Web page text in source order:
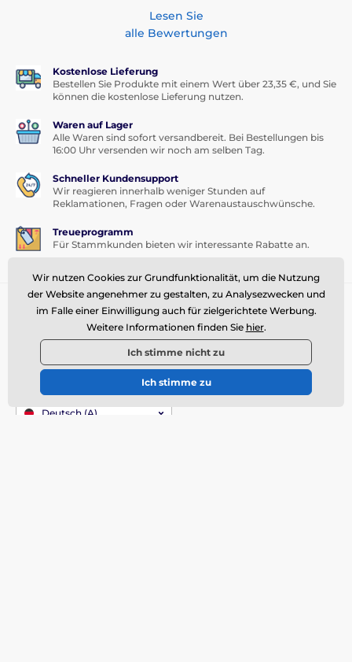
Lesen Sie
alle Bewertungen
Kostenlose Lieferung
Bestellen Sie Produkte mit einem Wert über 23,35 €, und Sie
können die kostenlose Lieferung nutzen.
Waren auf Lager
Alle Waren sind sofort versandbereit. Bei Bestellungen bis
16:00 Uhr versenden wir noch am selben Tag.
Schneller Kundensupport
Wir reagieren innerhalb weniger Stunden auf
Reklamationen, Fragen oder Warenaustauschwünsche.
Treueprogramm
Für Stammkunden bieten wir interessante Rabatte an.
Sie brauchen Rat offline
Kundendienst ist verfügbar
info@momanio.at
Deutsch (A)
Wir nutzen Cookies zur Grundfunktionalität, um die Nutzung
der Website angenehmer zu gestalten, zu Analysezwecken und
im Falle einer Einwilligung auch für zielgerichtete Werbung.
Weitere Informationen finden Sie hier.
Ich stimme nicht zu
Ich stimme zu